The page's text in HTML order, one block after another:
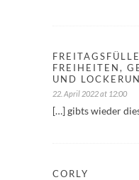
FREIHEITEN,
UND
22. April 2022 at 12:00
[…] gibts wieder
CORLY